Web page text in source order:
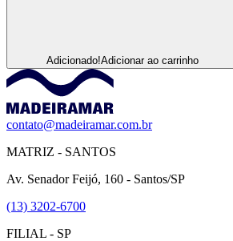
Adicionado!Adicionar ao carrinho
contato@madeiramar.com.br
MATRIZ - SANTOS
Av. Senador Feijó, 160 - Santos/SP
(13) 3202-6700
FILIAL - SP